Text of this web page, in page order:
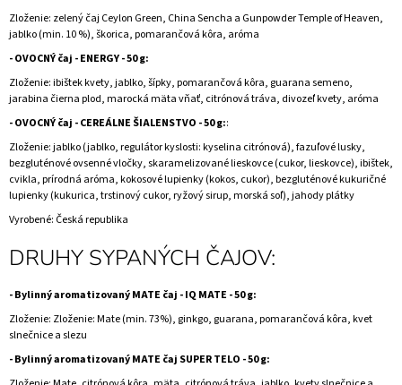
Zloženie: zelený čaj Ceylon Green, China Sencha a Gunpowder Temple of Heaven,
jablko (min. 10 %), škorica, pomarančová kôra, aróma
- OVOCNÝ čaj - ENERGY - 50 g:
Zloženie: ibištek kvety, jablko, šípky, pomarančová kôra, guarana semeno,
jarabina čierna plod, marocká mäta vňať, citrónová tráva, divozeľ kvety, aróma
-OVOCNÝ čaj - CEREÁLNE ŠIALENSTVO - 50 g::
Zloženie: jablko (jablko, regulátor kyslosti: kyselina citrónová), fazuľové lusky,
bezgluténové ovsenné vločky, skaramelizované lieskovce (cukor, lieskovce), ibištek,
cvikla, prírodná aróma, kokosové lupienky (kokos, cukor), bezgluténové kukuričné
lupienky (kukurica, trstinový cukor, ryžový sirup, morská soľ), jahody plátky
Vyrobené: Česká republika
DRUHY SYPANÝCH ČAJOV:
- Bylinný aromatizovaný MATE čaj - IQ MATE - 50 g:
Zloženie: Zloženie: Mate (min. 73%), ginkgo, guarana, pomarančová kôra, kvet
slnečnice a slezu
- Bylinný aromatizovaný MATE čaj SUPER TELO - 50 g: